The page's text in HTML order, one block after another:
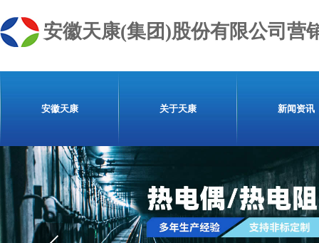
安徽天康(集团)股份有限公司营
安徽天康 关于天康 新闻资讯